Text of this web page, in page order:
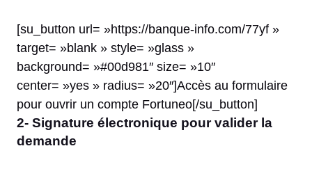
[su_button url= »https://banque-info.com/77yf »
target= »blank » style= »glass »
background= »#00d981″ size= »10″
center= »yes » radius= »20″]Accès au formulaire
pour ouvrir un compte Fortuneo[/su_button]
2- Signature électronique pour valider la
demande